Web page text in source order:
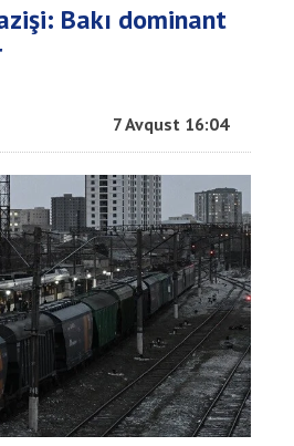
Bakı dominant
7 Avqust 16:04